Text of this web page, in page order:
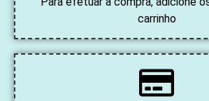
carrinho